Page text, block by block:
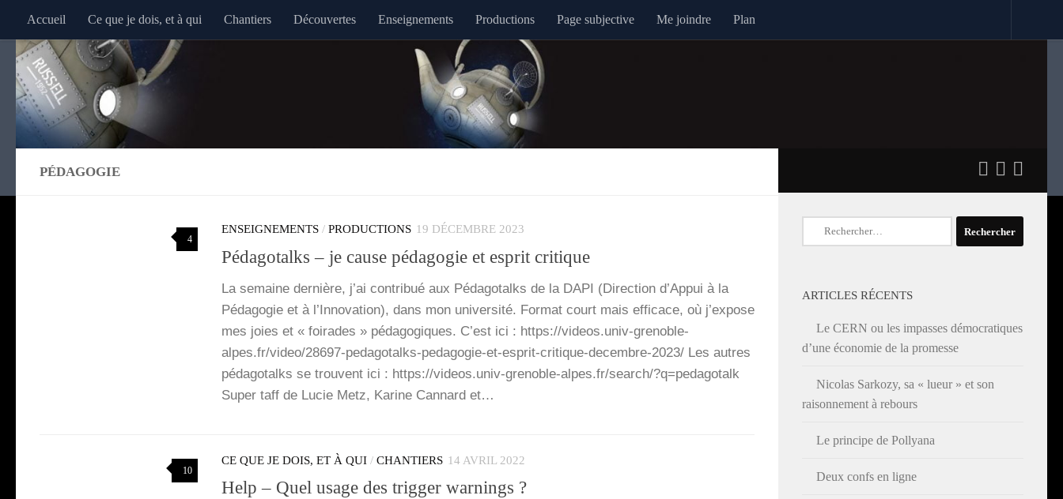
Au dessous du contenu
Accueil Ce que je dois, et à qui Chantiers Découvertes Enseignements Productions Page subjective Me joindre Plan
PÉDAGOGIE
4
ENSEIGNEMENTS / PRODUCTIONS 19 DÉCEMBRE 2023
Pédagotalks – je cause pédagogie et esprit critique
La semaine der­nière, j’ai contri­bué aux Péda­go­talks de la DAPI (Direc­tion d’Ap­pui à la
Péda­go­gie et à l’In­no­va­tion), dans mon uni­ver­si­té. For­mat court mais effi­cace, où j’ex­pose
mes joies et « foi­rades » péda­go­giques. C’est ici : https://videos.univ-grenoble-
alpes.fr/video/28697-pedagotalks-pedagogie-et-esprit-critique-decembre-2023/ Les autres
péda­go­talks se trouvent ici : https://videos.univ-grenoble-alpes.fr/search/?q=pedagotalk
Super taff de Lucie Metz, Karine Can­nard et…
10
CE QUE JE DOIS, ET À QUI / CHANTIERS 14 AVRIL 2022
Help – Quel usage des trigger warnings ?
Rechercher :
ARTICLES RÉCENTS
Le CERN ou les impasses démocratiques
d’une économie de la promesse
Nicolas Sarkozy, sa « lueur » et son
raisonnement à rebours
Le principe de Pollyana
Deux confs en ligne